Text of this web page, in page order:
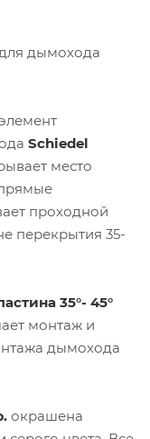
дымохода
Schiedel
место
проходной
перекрытия 35-
35°- 45°
монтаж и
дымохода
окрашена